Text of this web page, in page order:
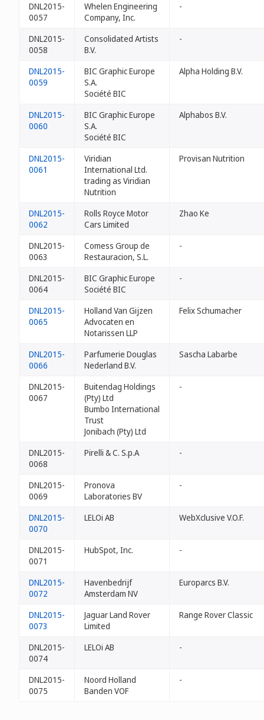
DNL2015-
0057
Whelen Engineering
Company, Inc.
-
DNL2015-
0058
Consolidated Artists
B.V.
-
DNL2015-
0059
BIC Graphic Europe
S.A.
Société BIC
Alpha Holding B.V.
DNL2015-
0060
BIC Graphic Europe
S.A.
Société BIC
Alphabos B.V.
DNL2015-
0061
Viridian
International Ltd.
trading as Viridian
Nutrition
Provisan Nutrition
DNL2015-
0062
Rolls Royce Motor
Cars Limited
Zhao Ke
DNL2015-
0063
Comess Group de
Restauracion, S.L.
-
DNL2015-
0064
BIC Graphic Europe
Société BIC
-
DNL2015-
0065
Holland Van Gijzen
Advocaten en
Notarissen LLP
Felix Schumacher
DNL2015-
0066
Parfumerie Douglas
Nederland B.V.
Sascha Labarbe
DNL2015-
0067
Buitendag Holdings
(Pty) Ltd
Bumbo International
Trust
Jonibach (Pty) Ltd
-
DNL2015-
0068
Pirelli & C. S.p.A -
DNL2015-
0069
Pronova
Laboratories BV
-
DNL2015-
0070
LELOi AB WebXclusive V.O.F.
DNL2015-
0071
HubSpot, Inc. -
DNL2015-
0072
Havenbedrijf
Amsterdam NV
Europarcs B.V.
DNL2015-
0073
Jaguar Land Rover
Limited
Range Rover Classic
DNL2015-
0074
LELOi AB -
DNL2015-
0075
Noord Holland
Banden VOF
-